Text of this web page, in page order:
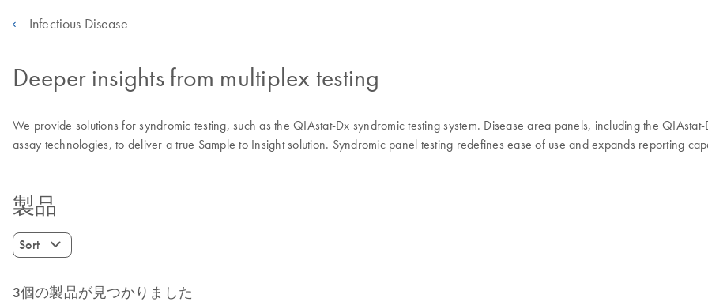
Infectious Disease
Deeper insights from multiplex testing
We provide solutions for syndromic testing, such as the QIAstat-Dx syndromic testing system. Disease area panels, including the
assay technologies, to deliver a true Sample to Insight solution. Syndromic panel testing redefines ease of use and expands reporting
製品
Sort
3個の製品が見つかりました